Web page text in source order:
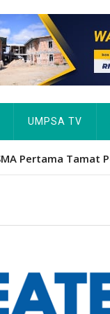
UMPSA TV
Keutamaan UMPSA